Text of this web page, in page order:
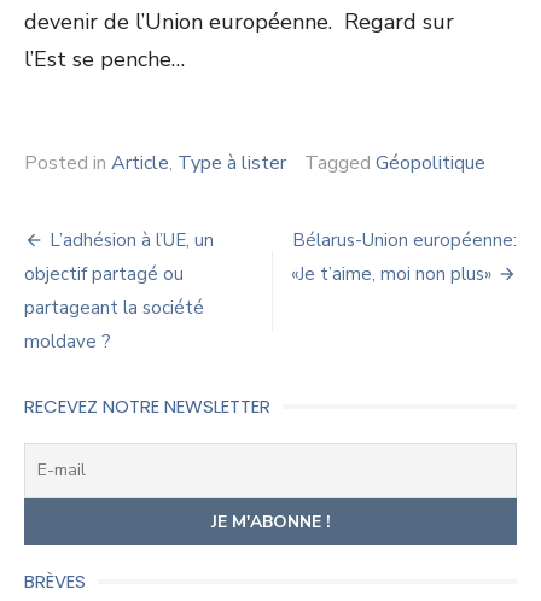
devenir de l’Union européenne. Regard sur
l’Est se penche…
Posted in Article, Type à lister Tagged Géopolitique
Navigation
de
l’article
L’adhésion à l’UE, un
objectif partagé ou
partageant la société
moldave ?
Bélarus-Union européenne:
«Je t’aime, moi non plus»
RECEVEZ NOTRE NEWSLETTER
BRÈVES